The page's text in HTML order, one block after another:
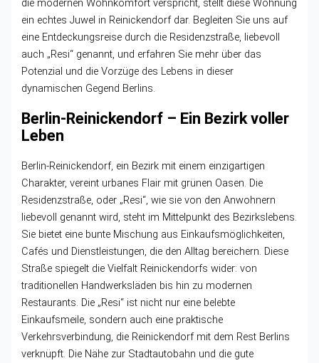
die modernen Wohnkomfort verspricht, stellt diese Wohnung
ein echtes Juwel in Reinickendorf dar. Begleiten Sie uns auf
eine Entdeckungsreise durch die Residenzstraße, liebevoll
auch „Resi“ genannt, und erfahren Sie mehr über das
Potenzial und die Vorzüge des Lebens in dieser
dynamischen Gegend Berlins.
Berlin-Reinickendorf – Ein Bezirk voller
Leben
Berlin-Reinickendorf, ein Bezirk mit einem einzigartigen
Charakter, vereint urbanes Flair mit grünen Oasen. Die
Residenzstraße, oder „Resi“, wie sie von den Anwohnern
liebevoll genannt wird, steht im Mittelpunkt des Bezirkslebens.
Sie bietet eine bunte Mischung aus Einkaufsmöglichkeiten,
Cafés und Dienstleistungen, die den Alltag bereichern. Diese
Straße spiegelt die Vielfalt Reinickendorfs wider: von
traditionellen Handwerksläden bis hin zu modernen
Restaurants. Die „Resi“ ist nicht nur eine belebte
Einkaufsmeile, sondern auch eine praktische
Verkehrsverbindung, die Reinickendorf mit dem Rest Berlins
verknüpft. Die Nähe zur Stadtautobahn und die gute